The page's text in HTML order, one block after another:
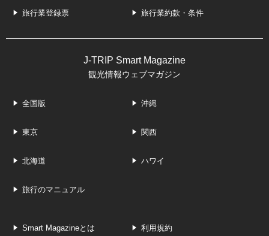
旅行業登録票 旅行業約款・条件
J-TRIP Smart Magazine
観光情報ウェブマガジン
全国版 沖縄
東京 関西
北海道 ハワイ
旅行のマニュアル
Smart Magazineとは 利用規約